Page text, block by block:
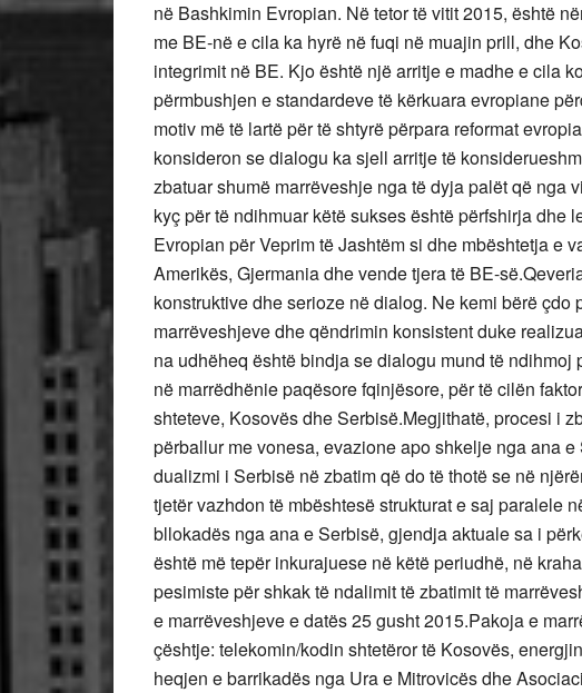
në Bashkimin Evropian. Në tetor të vitit 2015, është
me BE-në e cila ka hyrë në fuqi në muajin prill, dhe
integrimit në BE. Kjo është një arritje e madhe e cila
përmbushjen e standardeve të kërkuara evropiane
motiv më të lartë për të shtyrë përpara reformat
konsideron se dialogu ka sjell arritje të
zbatuar shumë marrëveshje nga të dyja palët që nga
kyç për të ndihmuar këtë sukses është përfshirja dhe
Evropian për Veprim të Jashtëm si dhe mbështetja e
Amerikës, Gjermania dhe vende tjera të BE-
konstruktive dhe serioze në dialog. Ne kemi bërë çdo
marrëveshjeve dhe qëndrimin konsistent duke
na udhëheq është bindja se dialogu mund të
në marrëdhënie paqësore fqinjësore, për të cilën
shteteve, Kosovës dhe Serbisë.Megjithatë, procesi i
përballur me vonesa, evazione apo shkelje nga ana
dualizmi i Serbisë në zbatim që do të thotë se në
tjetër vazhdon të mbështesë strukturat e saj paralele
bllokadës nga ana e Serbisë, gjendja aktuale sa i
është më tepër inkurajuese në këtë periudhë, në
pesimiste për shkak të ndalimit të zbatimit të
e marrëveshjeve e datës 25 gusht 2015.Pakoja e
çështje: telekomin/kodin shtetëror të Kosovës,
heqjen e barrikadës nga Ura e Mitrovicës dhe